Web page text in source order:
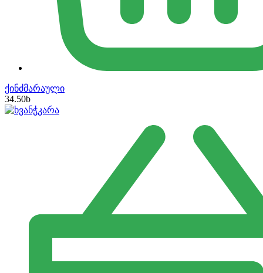
ქინძმარაული
34.50b